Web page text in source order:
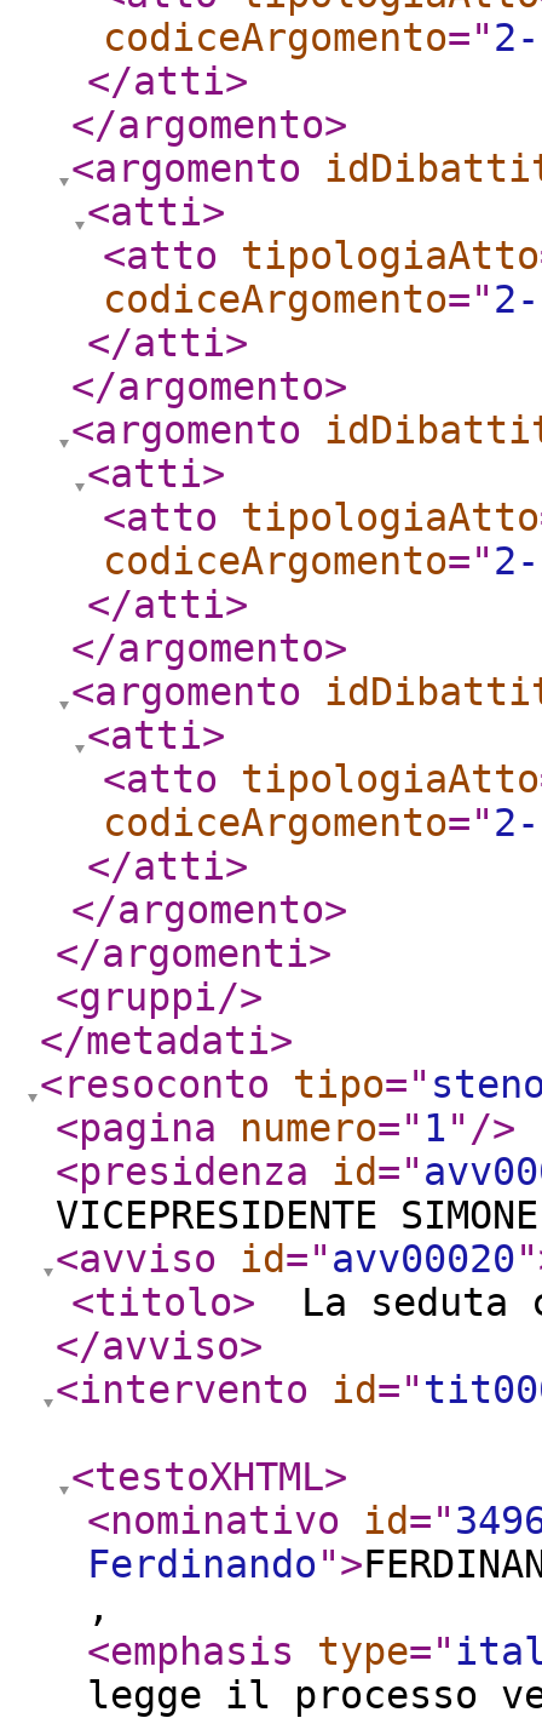
codiceArgomento="
</atti>
</argomento>
<argomento
<atti>
<atto
tipologiaAtto
codiceArgomento="
</atti>
</argomento>
<argomento
<atti>
<atto
tipologiaAtto
codiceArgomento="
</atti>
</argomento>
<argomento
<atti>
<atto
tipologiaAtto
codiceArgomento="
</atti>
</argomento>
</argomenti>
<gruppi/>
</metadati>
<resoconto
tipo="
<pagina
numero=" 1" />
<presidenza
id="
VICEPRESIDENTE
<avviso
id="avv00020"
<titolo> La seduta
</avviso>
<intervento
id="
<testoXHTML>
<nominativo
id="
Ferdinando">
,
<emphasis
type="
legge il processo